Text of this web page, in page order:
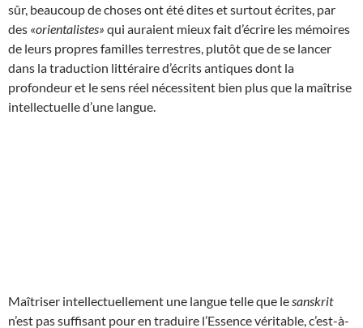
sûr, beaucoup de choses ont été dites et surtout écrites, par
des «orientalistes» qui auraient mieux fait d’écrire les mémoires
de leurs propres familles terrestres, plutôt que de se lancer
dans la traduction littéraire d’écrits antiques dont la
profondeur et le sens réel nécessitent bien plus que la maîtrise
intellectuelle d’une langue.
Maîtriser intellectuellement une langue telle que le sanskrit
n’est pas suffisant pour en traduire l’Essence véritable, c’est-à-